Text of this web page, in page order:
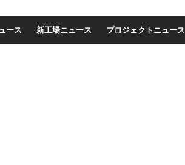
ース 新工場ニュース プロジェクトニュース